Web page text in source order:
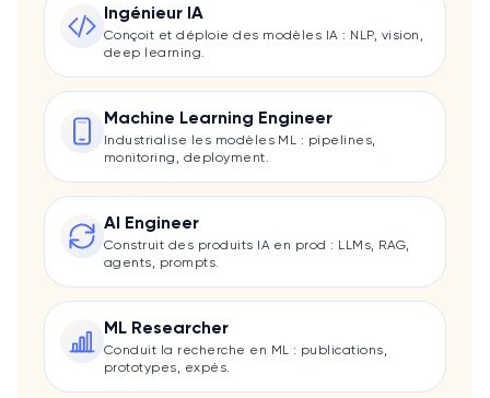
Ingénieur IA
Conçoit et déploie des modèles IA : NLP, vision,
deep learning.
Machine Learning Engineer
Industrialise les modèles ML : pipelines,
monitoring, deployment.
AI Engineer
Construit des produits IA en prod : LLMs, RAG,
agents, prompts.
ML Researcher
Conduit la recherche en ML : publications,
prototypes, expés.